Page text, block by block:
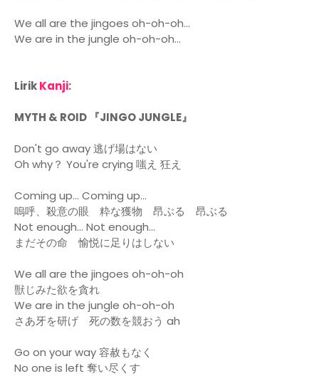
We all are the jingoes oh-oh-oh...
We are in the jungle oh-oh-oh...
LirikKanji:
MYTH & ROID 『JINGO JUNGLE』
Don't go away 逃げ場はない
Oh why？ You're crying 嗤え 狂え
Coming up… Coming up…
嗚呼、殺意の眼 粋な獲物 昂ぶる 昂ぶる
Not enough… Not enough…
まだその命 愉悦に足りはしない
We all are the jingoes oh-oh-oh
獣じみた欲を貪れ
We are in the jungle oh-oh-oh
さあ牙を研げ 死の数を競おう ah
Go on your way 容赦もなく
No one is left 奪い尽くす